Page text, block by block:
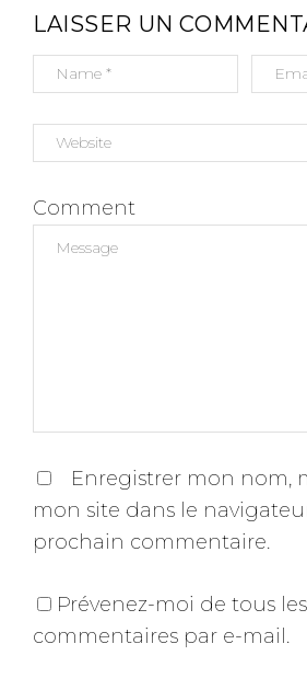
ELAISSER UN
Comment
Enregistrer mon nom,
mon site dans le
prochain commentaire.
Prévenez-moi de tous
commentaires par e-mail.